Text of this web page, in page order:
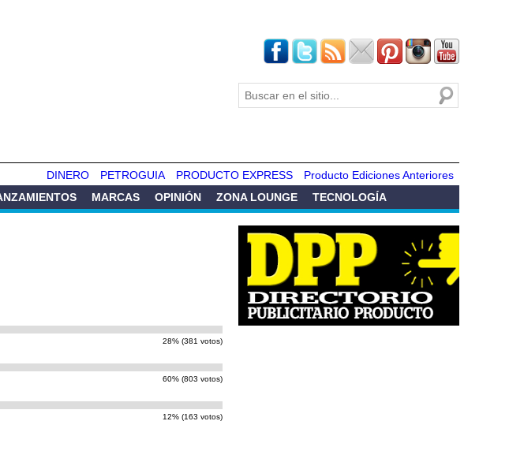
búsqueda
Buscar
Producto Ediciones Anteriores
PRODUCTO EXPRESS
PETROGUIA
DINERO
MARCAS OPINIÓN ZONA LOUNGE
TECNOLOGÍA
28% (381 votos)
60% (803 votos)
12% (163 votos)